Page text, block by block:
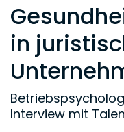
in
Interview mit